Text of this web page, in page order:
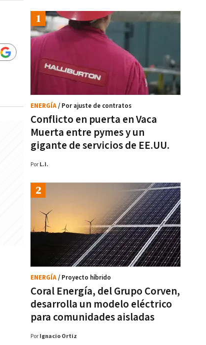
Conflicto en puerta en Vaca
Muerta entre pymes y un
gigante de servicios de EE.UU.
ENERGÍA/ Por ajuste de contratos
Por L.I.
Coral Energía, del Grupo Corven,
desarrolla un modelo eléctrico
para comunidades aisladas
ENERGÍA/ Proyecto híbrido
Por Ignacio Ortiz